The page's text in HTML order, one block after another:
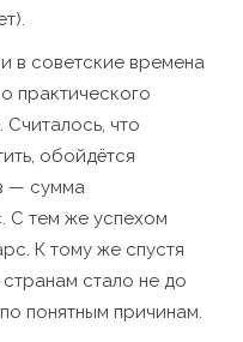
в советские времена
практического
что
обойдётся
— сумма
С тем же успехом
К тому же спустя
стало не до
понятным причинам.